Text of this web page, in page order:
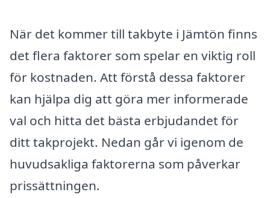
När det kommer till takbyte i Jämtön finns
det flera faktorer som spelar en viktig roll
för kostnaden. Att förstå dessa faktorer
kan hjälpa dig att göra mer informerade
val och hitta det bästa erbjudandet för
ditt takprojekt. Nedan går vi igenom de
huvudsakliga faktorerna som påverkar
prissättningen.